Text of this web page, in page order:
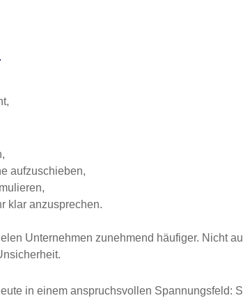
aufzuschieben,
klar anzusprechen.
Unternehmen zunehmend häufiger. Nicht
in einem anspruchsvollen Spannungsfeld: